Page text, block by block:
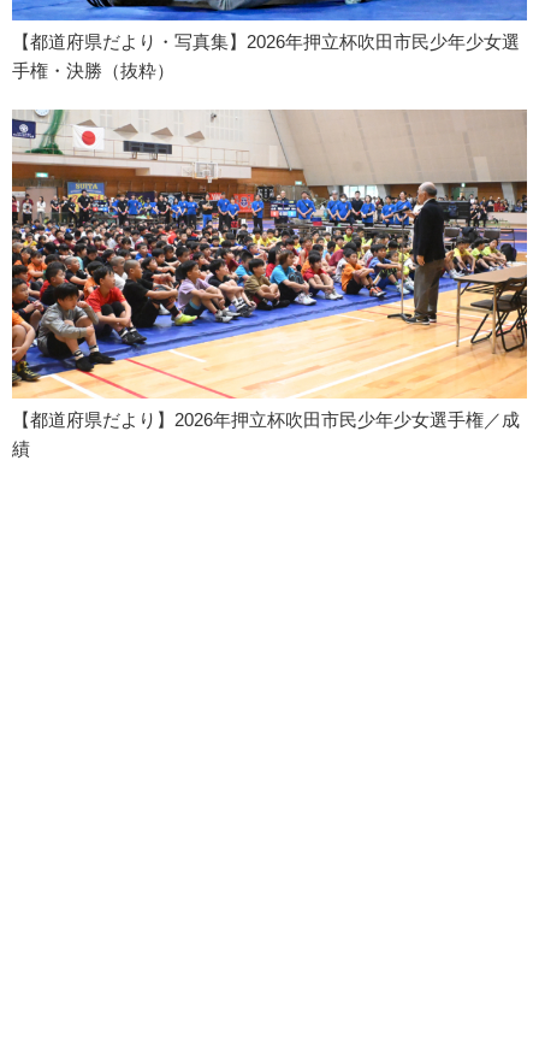
【都道府県だより・写真集】2026年押立杯吹田市民少年少女選
手権・決勝（抜粋）
【都道府県だより】2026年押立杯吹田市民少年少女選手権／成
績